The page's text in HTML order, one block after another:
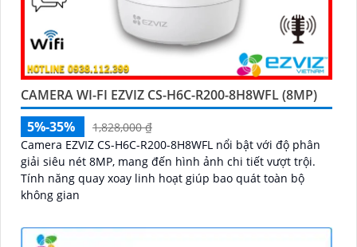
CAMERA WI-FI EZVIZ CS-H6C-R200-8H8WFL (8MP)
5%-35%
1,828,000 ₫
Camera EZVIZ CS-H6C-R200-8H8WFL nổi bật với độ phân
giải siêu nét 8MP, mang đến hình ảnh chi tiết vượt trội.
Tính năng quay xoay linh hoạt giúp bao quát toàn bộ
không gian